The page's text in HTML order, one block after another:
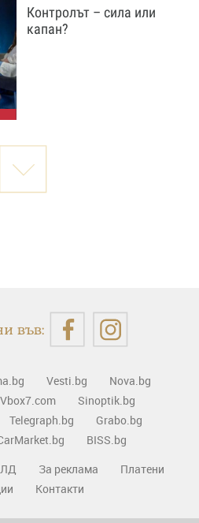
Контролът – сила или
капан?
във:
Vesti.bg
Nova.bg
Vbox7.com
Sinoptik.bg
Telegraph.bg
Grabo.bg
BISS.bg
ЛД За реклама
Платени
Контакти